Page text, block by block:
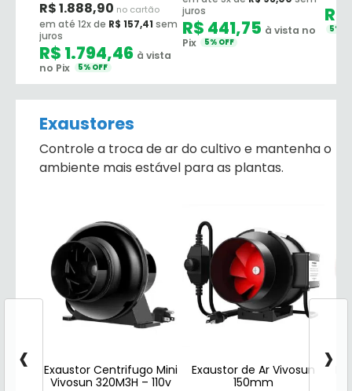
R$1.888,90 no cartão
em até 12x de R$ 157,41 sem
juros
R$ 1.794,46 à vista
no Pix
5% OFF
juros
R$ 441,75 à vista no
Pix
5% OFF
R$
5%
Exaustores
Controle a troca de ar do cultivo e mantenha o
ambiente mais estável para as plantas.
Exaustor Centrifugo Mini
Vivosun 320M3H – 110v
Exaustor de Ar Vivosun
150mm
‹ ›